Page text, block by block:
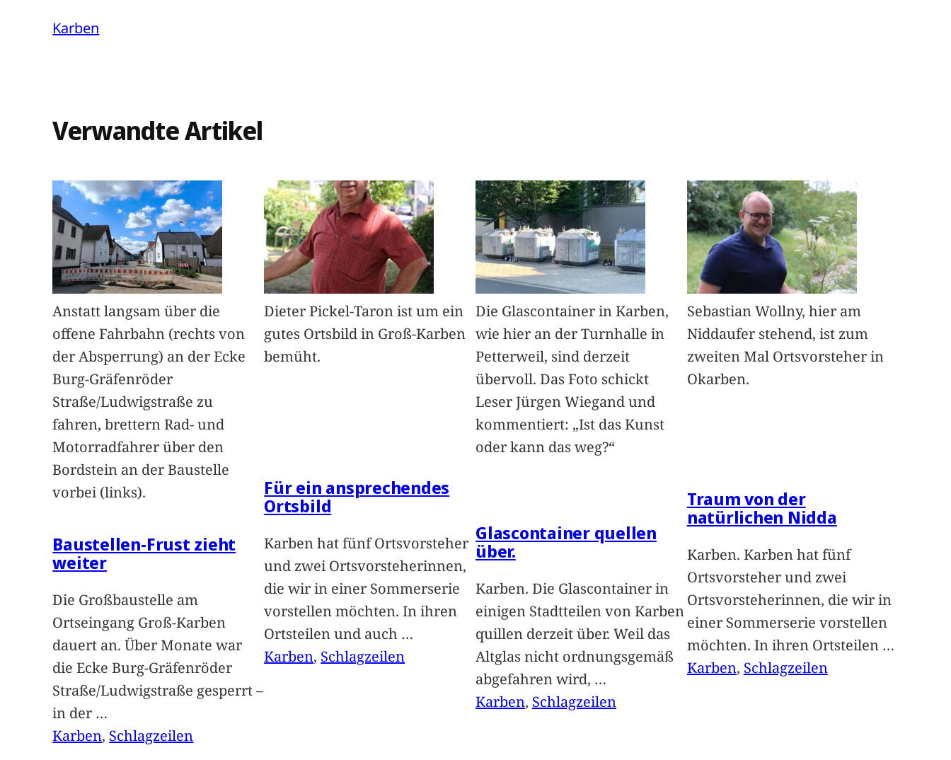
Karben
Verwandte Artikel
Anstatt langsam über die
offene Fahrbahn (rechts von
der Absperrung) an der Ecke
Burg-Gräfenröder
Straße/Ludwigstraße zu
fahren, brettern Rad- und
Motorradfahrer über den
Bordstein an der Baustelle
vorbei (links).
Baustellen-Frust zieht
weiter
Die Großbaustelle am
Ortseingang Groß-Karben
dauert an. Über Monate war
die Ecke Burg-Gräfenröder
Straße/Ludwigstraße gesperrt –
in der …
Karben, Schlagzeilen
Dieter Pickel-Taron ist um ein
gutes Ortsbild in Groß-Karben
bemüht.
Für ein ansprechendes
Ortsbild
Karben hat fünf Ortsvorsteher
und zwei Ortsvorsteherinnen,
die wir in einer Sommerserie
vorstellen möchten. In ihren
Ortsteilen und auch …
Karben, Schlagzeilen
Die Glascontainer in Karben,
wie hier an der Turnhalle in
Petterweil, sind derzeit
übervoll. Das Foto schickt
Leser Jürgen Wiegand und
kommentiert: „Ist das Kunst
oder kann das weg?“
Glascontainer quellen
über.
Karben. Die Glascontainer in
einigen Stadtteilen von Karben
quillen derzeit über. Weil das
Altglas nicht ordnungsgemäß
abgefahren wird, …
Karben, Schlagzeilen
Sebastian Wollny, hier am
Niddaufer stehend, ist zum
zweiten Mal Ortsvorsteher in
Okarben.
Traum von der
natürlichen Nidda
Karben. Karben hat fünf
Ortsvorsteher und zwei
Ortsvorsteherinnen, die wir in
einer Sommerserie vorstellen
möchten. In ihren Ortsteilen …
Karben, Schlagzeilen